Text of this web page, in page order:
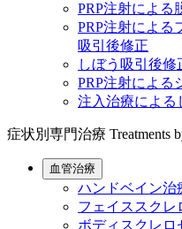
PRP注射による
PRP注射による
吸引後修正
しぼう吸引後修
PRP注射による
注入治療による
症状別専門治療 Treatments
血管治療
ハンドベイン治
フェイススクレ
ボディスクレロ